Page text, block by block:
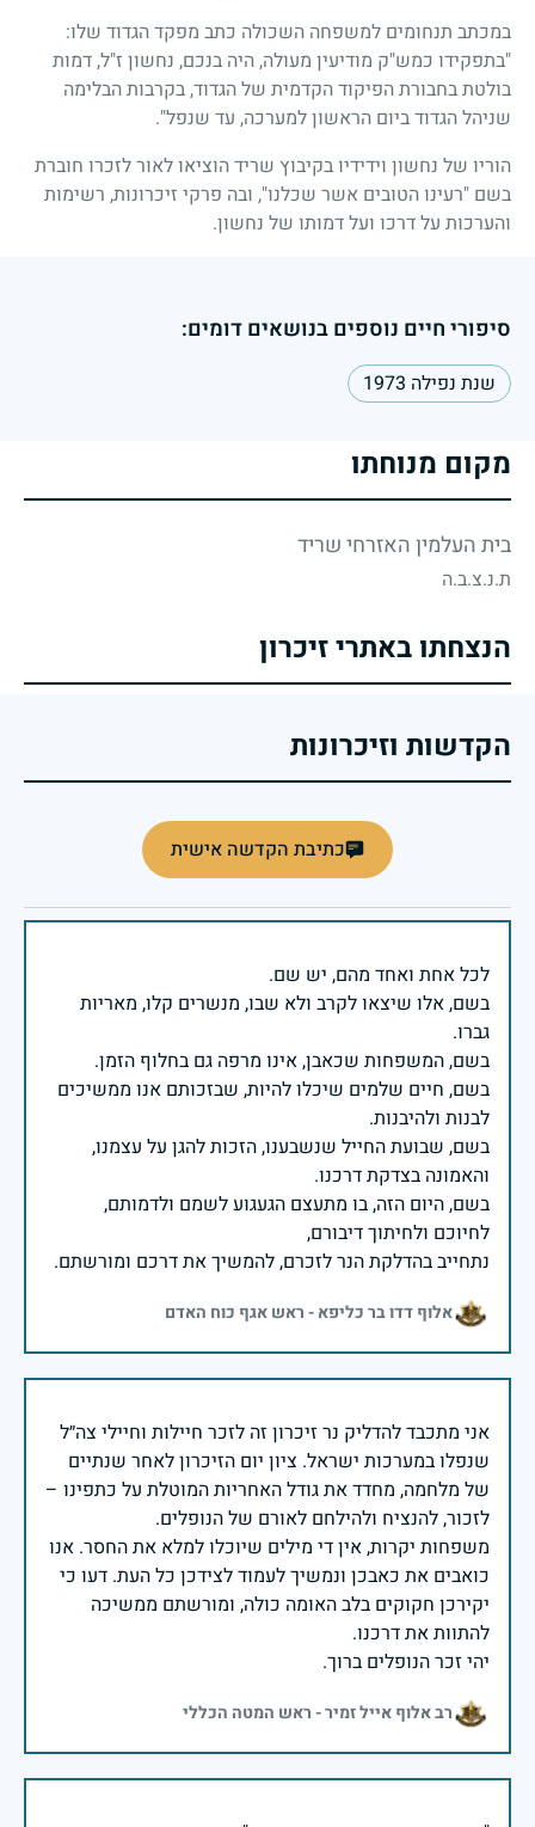
במכתב תנחומים למשפחה השכולה כתב מפקד הגדוד שלו:
"בתפקידו כמש"ק מודיעין מעולה, היה בנכם, נחשון ז"ל, דמות
בולטת בחבורת הפיקוד הקדמית של הגדוד, בקרבות הבלימה
שניהל הגדוד ביום הראשון למערכה, עד שנפל".
הוריו של נחשון וידידיו בקיבוץ שריד הוציאו לאור לזכרו חוברת
בשם "רעינו הטובים אשר שכלנו", ובה פרקי זיכרונות, רשימות
והערכות על דרכו ועל דמותו של נחשון.
סיפורי חיים נוספים בנושאים דומים:
שנת נפילה 1973
מקום מנוחתו
בית העלמין האזרחי שריד
ת.נ.צ.ב.ה
הנצחתו באתרי זיכרון
הקדשות וזיכרונות
כתיבת הקדשה אישית
בשם, אלו שיצאו לקרב ולא שבו, מנשרים קלו, מאריות
בשם, חיים שלמים שיכלו להיות, שבזכותם אנו ממשיכים
בשם, שבועת החייל שנשבענו, הזכות להגן על עצמנו,
בשם, היום הזה, בו מתעצם הגעגוע לשמם ולדמותם,
נתחייב בהדלקת הנר לזכרם, להמשיך את דרכם ומורשתם.
אלוף דדו בר כליפא - ראש אגף כוח האדם
אני מתכבד להדליק נר זיכרון זה לזכר חיילות וחיילי צה״ל
שנפלו במערכות ישראל. ציון יום הזיכרון לאחר שנתיים
של מלחמה, מחדד את גודל האחריות המוטלת על כתפינו –
משפחות יקרות, אין די מילים שיוכלו למלא את החסר. אנו
כואבים את כאבכן ונמשיך לעמוד לצידכן כל העת. דעו כי
יקירכן חקוקים בלב האומה כולה, ומורשתם ממשיכה
יהי זכר הנופלים ברוך.
רב אלוף אייל זמיר - ראש המטה הכללי